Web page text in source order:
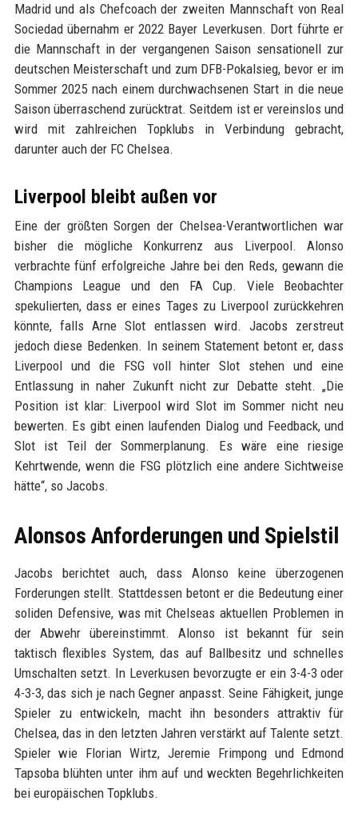
Madrid und als Chefcoach der zweiten Mannschaft von Real
Sociedad übernahm er 2022 Bayer Leverkusen. Dort führte er
die Mannschaft in der vergangenen Saison sensationell zur
deutschen Meisterschaft und zum DFB-Pokalsieg, bevor er im
Sommer 2025 nach einem durchwachsenen Start in die neue
Saison überraschend zurücktrat. Seitdem ist er vereinslos und
wird mit zahlreichen Topklubs in Verbindung gebracht,
darunter auch der FC Chelsea.
Liverpool bleibt außen vor
Eine der größten Sorgen der Chelsea-Verantwortlichen war
bisher die mögliche Konkurrenz aus Liverpool. Alonso
verbrachte fünf erfolgreiche Jahre bei den Reds, gewann die
Champions League und den FA Cup. Viele Beobachter
spekulierten, dass er eines Tages zu Liverpool zurückkehren
könnte, falls Arne Slot entlassen wird. Jacobs zerstreut
jedoch diese Bedenken. In seinem Statement betont er, dass
Liverpool und die FSG voll hinter Slot stehen und eine
Entlassung in naher Zukunft nicht zur Debatte steht. „Die
Position ist klar: Liverpool wird Slot im Sommer nicht neu
bewerten. Es gibt einen laufenden Dialog und Feedback, und
Slot ist Teil der Sommerplanung. Es wäre eine riesige
Kehrtwende, wenn die FSG plötzlich eine andere Sichtweise
hätte“, so Jacobs.
Alonsos Anforderungen und Spielstil
Jacobs berichtet auch, dass Alonso keine überzogenen
Forderungen stellt. Stattdessen betont er die Bedeutung einer
soliden Defensive, was mit Chelseas aktuellen Problemen in
der Abwehr übereinstimmt. Alonso ist bekannt für sein
taktisch flexibles System, das auf Ballbesitz und schnelles
Umschalten setzt. In Leverkusen bevorzugte er ein 3-4-3 oder
4-3-3, das sich je nach Gegner anpasst. Seine Fähigkeit, junge
Spieler zu entwickeln, macht ihn besonders attraktiv für
Chelsea, das in den letzten Jahren verstärkt auf Talente setzt.
Spieler wie Florian Wirtz, Jeremie Frimpong und Edmond
Tapsoba blühten unter ihm auf und weckten Begehrlichkeiten
bei europäischen Topklubs.